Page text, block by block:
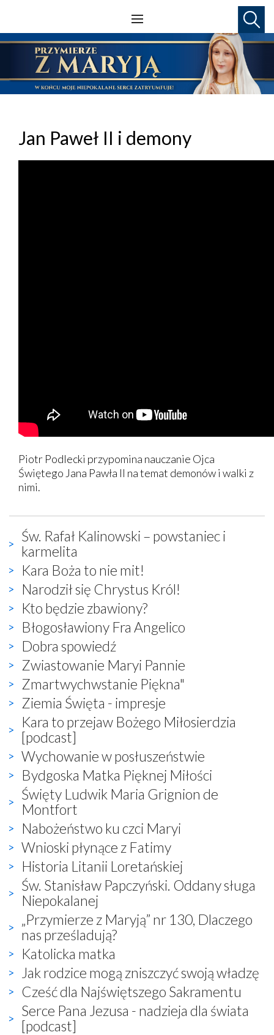
Jan Paweł II i demony
Piotr Podlecki przypomina nauczanie Ojca
Świętego Jana Pawła II na temat demonów i walki z
nimi.
Św. Rafał Kalinowski – powstaniec i
karmelita
Kara Boża to nie mit!
Narodził się Chrystus Król!
Kto będzie zbawiony?
Błogosławiony Fra Angelico
Dobra spowiedź
Zwiastowanie Maryi Pannie
Zmartwychwstanie Piękna"
Ziemia Święta - impresje
Kara to przejaw Bożego Miłosierdzia
[podcast]
Wychowanie w posłuszeństwie
Bydgoska Matka Pięknej Miłości
Święty Ludwik Maria Grignion de
Montfort
Nabożeństwo ku czci Maryi
Wnioski płynące z Fatimy
Historia Litanii Loretańskiej
Św. Stanisław Papczyński. Oddany sługa
Niepokalanej
„Przymierze z Maryją” nr 130, Dlaczego
nas prześladują?
Katolicka matka
Jak rodzice mogą zniszczyć swoją władzę
Cześć dla Najświętszego Sakramentu
Serce Pana Jezusa - nadzieja dla świata
[podcast]